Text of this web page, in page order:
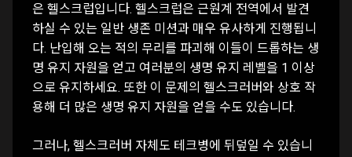
은 헬스크럽입니다. 헬스크럽은 근원계 전역에서 발견
하실 수 있는 일반 생존 미션과 매우 유사하게 진행됩니
다. 난입해 오는 적의 무리를 파괴해 이들이 드롭하는 생
명 유지 자원을 얻고 여러분의 생명 유지 레벨을 1 이상
으로 유지하세요. 또한 이 문제의 헬스크러버와 상호 작
용해 더 많은 생명 유지 자원을 얻을 수도 있습니다.
그러나, 헬스크러버 자체도 테크병에 뒤덮일 수 있습니